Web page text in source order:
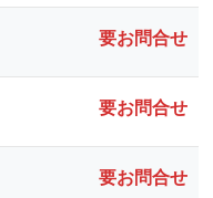
要お問合せ
要お問合せ
要お問合せ